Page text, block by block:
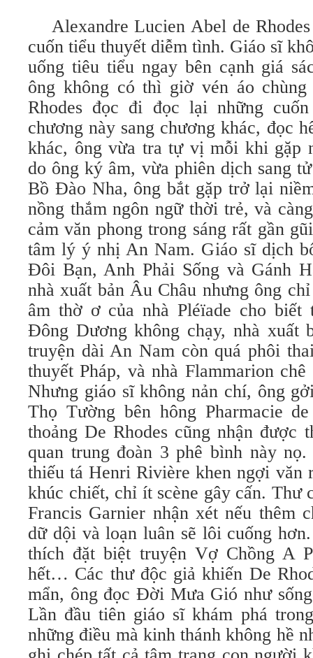
Alexandre Lucien Abel de Rhodes
cuốn tiểu thuyết diễm tình. Giáo sĩ
uống tiêu tiểu ngay bên cạnh giá
ông không có thì giờ vén áo
Rhodes đọc đi đọc lại những
chương này sang chương khác, đọc
khác, ông vừa tra tự vị mỗi khi gặp
do ông ký âm, vừa phiên dịch sang
Bồ Ðào Nha, ông bắt gặp trở lại
nồng thắm ngôn ngữ thời trẻ, và
cảm văn phong trong sáng rất gần
tâm lý ý nhị An Nam. Giáo sĩ dịch
Ðôi Bạn, Anh Phải Sống và Gánh
nhà xuất bản Âu Châu nhưng ông
âm thờ ơ của nhà Pléïade cho biết
Ðông Dương không chạy, nhà xuất
truyện dài An Nam còn quá phôi
thuyết Pháp, và nhà Flammarion
Nhưng giáo sĩ không nản chí, ông
Thọ Tường bên hông Pharmacie
thoảng De Rhodes cũng nhận được
quan trung đoàn 3 phê bình này
thiếu tá Henri Rivière khen ngợi văn
khúc chiết, chỉ ít scène gây cấn. Thư
Francis Garnier nhận xét nếu thêm
dữ dội và loạn luân sẽ lôi cuống
thích đặt biệt truyện Vợ Chồng A
hết… Các thư độc giả khiến De
mẩn, ông đọc Ðời Mưa Gió như
Lần đầu tiên giáo sĩ khám phá
những điều mà kinh thánh không hề